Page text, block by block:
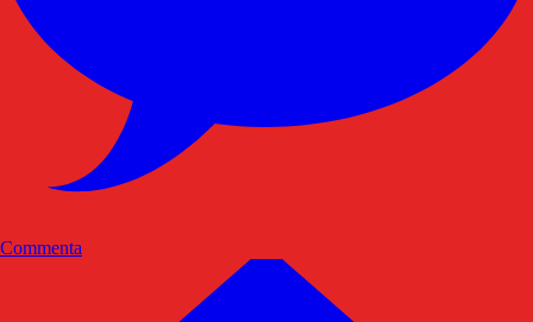
Commenta